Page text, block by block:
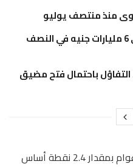
منذ منتصف يوليو
أرباح “إيسترن كومباني” تتخطى 6 مليارات جنيه في النصف
باحتمال فتح مضيق
كما هبط عائد السندات لأجل 10 أعوام بمقدار 2.4 نقطة أساس